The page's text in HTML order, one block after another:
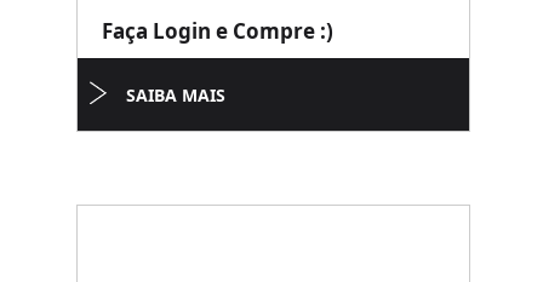
Faça Login e Compre :)
SAIBA MAIS